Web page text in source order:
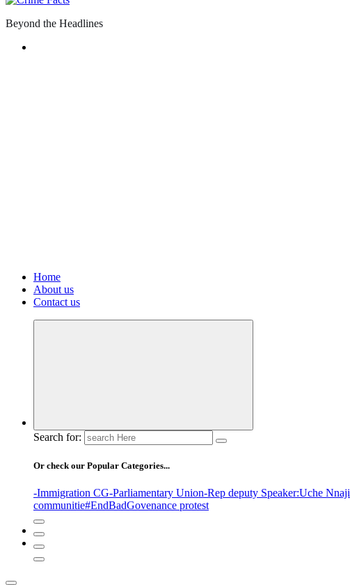
Beyond the Headlines
Home
About us
Contact us
Search for:
Or check our Popular Categories...
-Immigration CG-Parliamentary Union-Rep deputy Speaker:Uche Nnaji
communitie#EndBadGovenance protest